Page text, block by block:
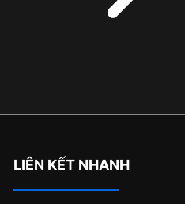
LIÊN KẾT NHANH